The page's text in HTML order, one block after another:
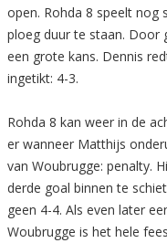
open. Rohda 8 speelt nog
ploeg duur te staan. Door
een grote kans. Dennis
ingetikt: 4-3.
Rohda 8 kan weer in de
er wanneer Matthijs
van Woubrugge: penalty.
derde goal binnen te
geen 4-4. Als even later
Woubrugge is het hele